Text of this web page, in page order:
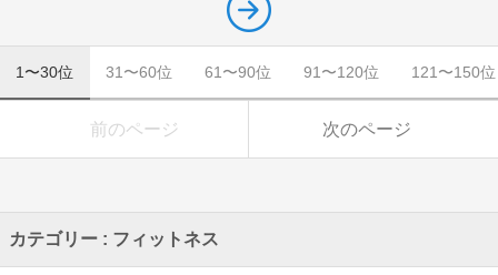
1〜30位 31〜60位 61〜90位 91〜120位 121〜150位
前のページ 次のページ
カテゴリー : フィットネス